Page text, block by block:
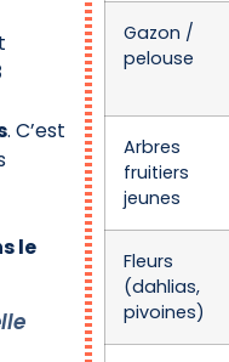
. C’est
le
Gazon /
pelouse
Arbres
fruitiers
jeunes
Fleurs
(dahlias,
pivoines)